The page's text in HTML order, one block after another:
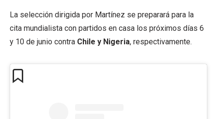
La selección dirigida por Martínez se preparará para la
cita mundialista con partidos en casa los próximos días 6
y 10 de junio contra Chile y Nigeria, respectivamente.